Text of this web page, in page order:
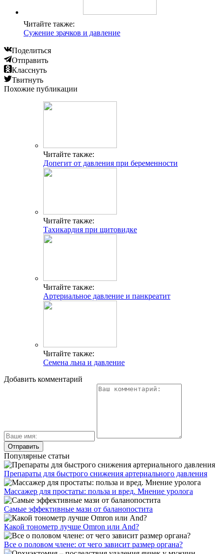
Читайте также:
Сужение зрачков и давление
Поделиться
Отправить
Класснуть
Твитнуть
Похожие публикации
Читайте также:
Допегит от давления при беременности
Читайте также:
Тахикардия при щитовидке
Читайте также:
Артериальное давление и панкреатит
Читайте также:
Семена льна и давление
Добавить комментарий
Популярные статьи
Препараты для быстрого снижения артериального давления
Массажер для простаты: польза и вред. Мнение уролога
Самые эффективные мази от баланопостита
Какой тонометр лучше Omron или And?
Все о половом члене: от чего зависит размер органа?